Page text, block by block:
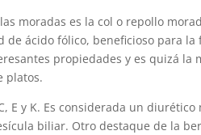
moradas es la col o repollo
ácido fólico, beneficioso para la
propiedades y es quizá la
platos.
E y K. Es considerada un
biliar. Otro destaque de la